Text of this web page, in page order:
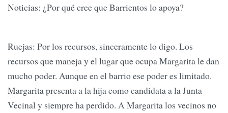
Noticias: ¿Por qué cree que Barrientos lo apoya?
Ruejas: Por los recursos, sinceramente lo digo. Los
recursos que maneja y el lugar que ocupa Margarita le dan
mucho poder. Aunque en el barrio ese poder es limitado.
Margarita presenta a la hija como candidata a la Junta
Vecinal y siempre ha perdido. A Margarita los vecinos no